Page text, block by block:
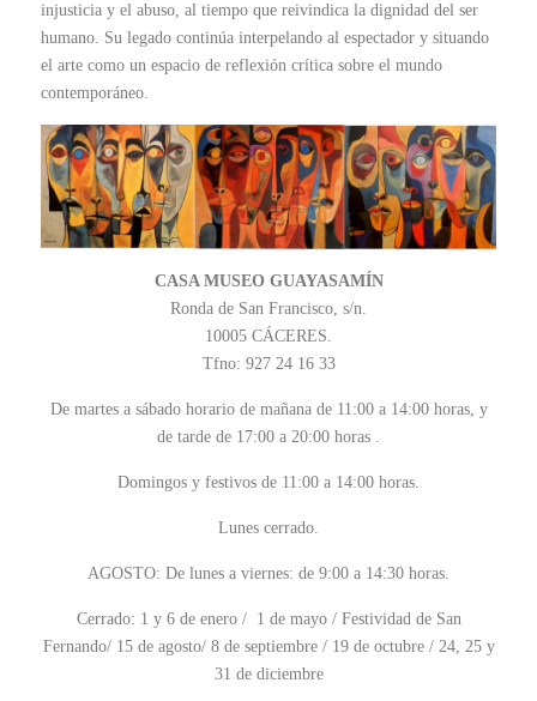
injusticia y el abuso, al tiempo que reivindica la dignidad del ser
humano. Su legado continúa interpelando al espectador y situando
el arte como un espacio de reflexión crítica sobre el mundo
contemporáneo.
CASA MUSEO GUAYASAMÍN
Ronda de San Francisco, s/n.
10005 CÁCERES.
Tfno: 927 24 16 33
De martesa sábado horario de mañana de 11:00 a 14:00 horas, y
de tarde de 17:00 a 20:00 horas .
Domingos y festivos de 11:00 a 14:00 horas.
Lunes cerrado.
AGOSTO: De lunes a viernes: de 9:00 a 14:30 horas.
Cerrado: 1 y 6 de enero/ 1 de mayo/ Festividad de San
Fernando/ 15 de agosto/ 8 de septiembre/ 19 de octubre/ 24, 25 y
31 de diciembre